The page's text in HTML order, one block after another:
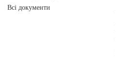
Всі документи